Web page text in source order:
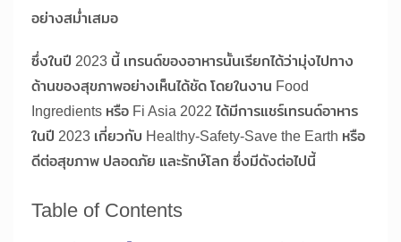
อย่างสม่ำเสมอ
ซึ่งในปี 2023 นี้ เทรนด์ของอาหารนั้นเรียกได้ว่ามุ่งไปทาง
ด้านของสุขภาพอย่างเห็นได้ชัด โดยในงาน Food
Ingredients หรือ Fi Asia 2022 ได้มีการแชร์เทรนด์อาหาร
ในปี 2023 เกี่ยวกับ Healthy-Safety-Save the Earth หรือ
ดีต่อสุขภาพ ปลอดภัย และรักษ์โลก ซึ่งมีดังต่อไปนี้
Table of Contents